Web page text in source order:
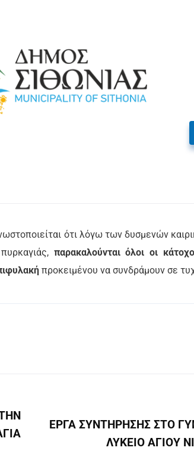
ότι λόγω των δυσμενών
παρακαλούνται όλοι οι
προκειμένου να συνδράμουν σε
ΕΡΓΑ ΣΥΝΤΗΡΗΣΗΣ ΣΤΟ
ΛΥΚΕΙΟ ΑΓΙΟΥ